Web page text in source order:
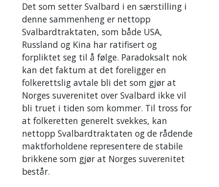
Det som setter Svalbard i en særstilling i
denne sammenheng er nettopp
Svalbardtraktaten, som både USA,
Russland og Kina har ratifisert og
forpliktet seg til å følge. Paradoksalt nok
kan det faktum at det foreligger en
folkerettslig avtale bli det som gjør at
Norges suverenitet over Svalbard ikke vil
bli truet i tiden som kommer. Til tross for
at folkeretten generelt svekkes, kan
nettopp Svalbardtraktaten og de rådende
maktforholdene representere de stabile
brikkene som gjør at Norges suverenitet
består.